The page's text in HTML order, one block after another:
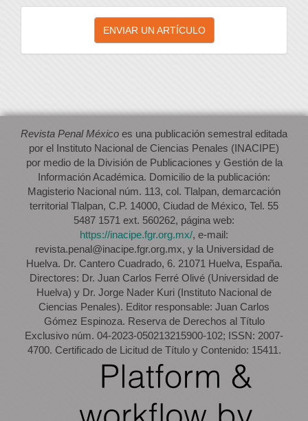
Enviar
artículo
ENVIAR UN ARTÍCULO
Revista Penal México es una publicación semestral editada
por el Instituto Nacional de Ciencias Penales (INACIPE)
por medio de la División de Publicaciones y Gestión de la
Información Académica. Domicilio de la publicación:
Magisterio Nacional núm. 113, col. Tlalpan, demarcación
territorial Tlalpan, C.P. 14000, Ciudad de México, Tel. 55
5487 1571 ext. 560262, página web:
https://inacipe.fgr.org.mx/, e-mail:
revista.penal@inacipe.fgr.org.mx, y la Universidad de
Huelva. Dr. Cantero Cuadrado, 6. 21071 Huelva, España.
Directores: Dr. Juan Carlos Ferré Olivé (Universidad de
Huelva) y Dr. Jorge Nader Kuri (Instituto Nacional de
Ciencias Penales). Editor responsable: Juan Carlos
Gómez Espinoza. Reserva de Derechos al Título
Exclusivo núm. 04-2023-050213215900-102; ISSN: 2007-
4700. Certificado de Licitud de Título y Contenido: 15411.